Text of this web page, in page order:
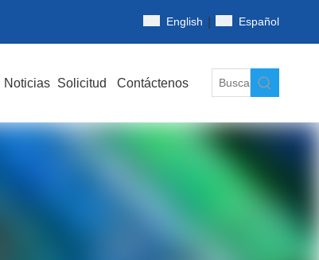
English Español
Noticias Solicitud Contáctenos